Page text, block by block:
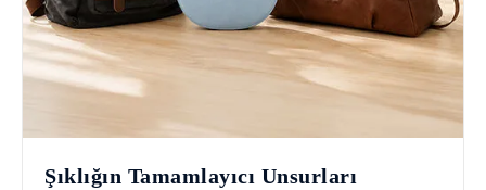
Şıklığın Tamamlayıcı Unsurları